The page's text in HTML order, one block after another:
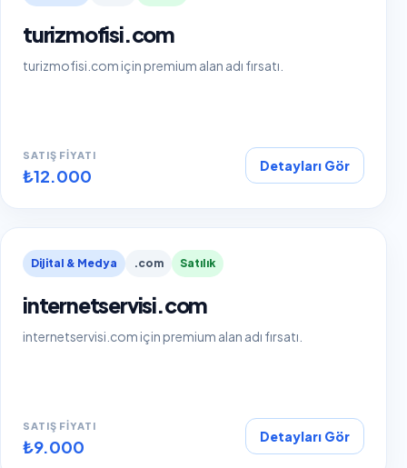
turizmofisi.com
turizmofisi.com için premium alan adı fırsatı.
SATIŞ FIYATI
₺12.000 Detayları Gör
Dijital & Medya .com Satılık
internetservisi.com
internetservisi.com için premium alan adı fırsatı.
SATIŞ FIYATI
₺9.000 Detayları Gör